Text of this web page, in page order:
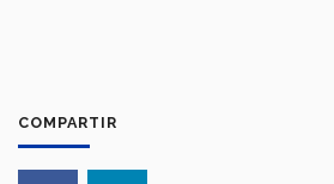
COMPARTIR